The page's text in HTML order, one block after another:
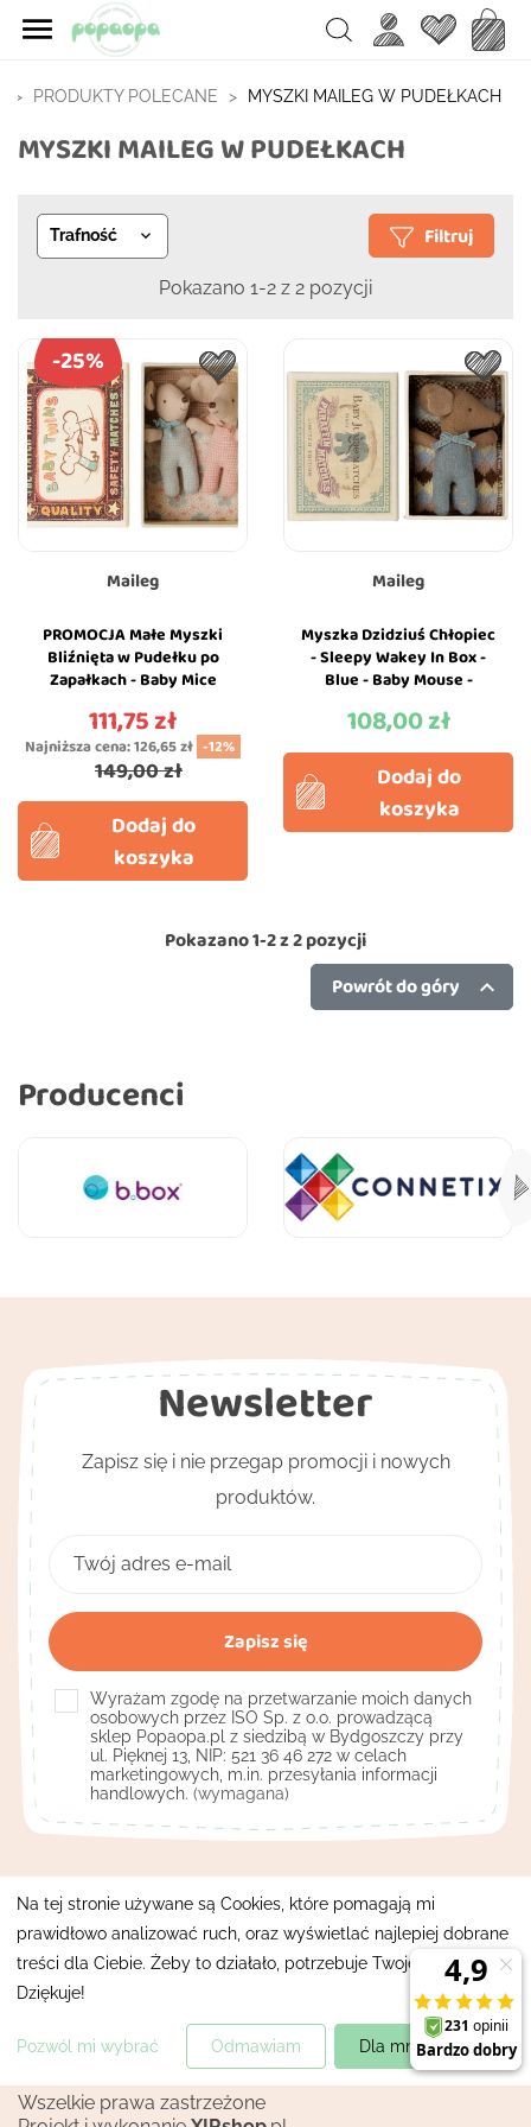
 Search Ulubione
PRODUKTY POLECANE MYSZKI MAILEG W PUDEŁKACH
MYSZKI MAILEG W PUDEŁKACH
Trafność  Filtruj
Pokazano 1-2 z 2 pozycji
Maileg
PROMOCJA Małe Myszki
Bliźnięta w Pudełku po
Zapałkach - Baby Mice
Cena
111,75 zł
Najniższa cena:126,65 zł -12%
149,00 zł
-25%
Dodaj do
koszyka
Maileg
Myszka Dzidziuś Chłopiec
- Sleepy Wakey In Box -
Blue - Baby Mouse -
Cena
108,00 zł
Dodaj do
koszyka
Pokazano 1-2 z 2 pozycji
Powrót do góry

Producenci
Kontakt
Pomocne linki 
Moje konto 
Newsletter
Zapisz się i nie przegap promocji i nowych
produktów.
Wyrażam zgodę na przetwarzanie moich danych
osobowych przez ISO Sp. z o.o. prowadzącą
sklep Popaopa.pl z siedzibą w Bydgoszczy przy
ul. Pięknej 13, NIP: 521 36 46 272 w celach
marketingowych, m.in. przesyłania informacji
handlowych. (wymagana)
Wszelkie prawa zastrzeżone
Polityka prywatności
Na tej stronie używane są Cookies, które pomagają mi
prawidłowo analizować ruch, oraz wyświetlać najlepiej dobrane
treści dla Ciebie. Żeby to działało, potrzebuje Twojej zgody.
Dziękuje!
Pozwól mi wybrać Odmawiam Dla mnie super!